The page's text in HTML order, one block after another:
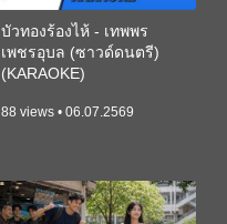
บัวทองร้องไห้ - เทพพร
เพชรอุบล (ซาวด์ดนตรี)
(KARAOKE)
88 views • 06.07.2569